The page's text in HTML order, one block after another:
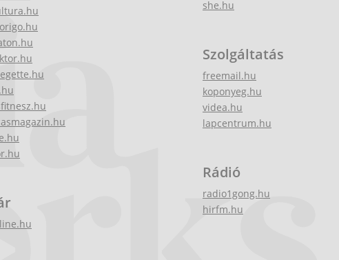
she.hu
Szolgáltatás
freemail.hu
koponyeg.hu
videa.hu
lapcentrum.hu
Rádió
radio1gong.hu
hirfm.hu